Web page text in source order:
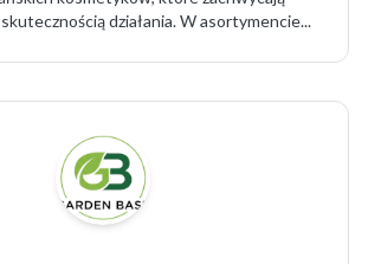
działania. W asortymencie...